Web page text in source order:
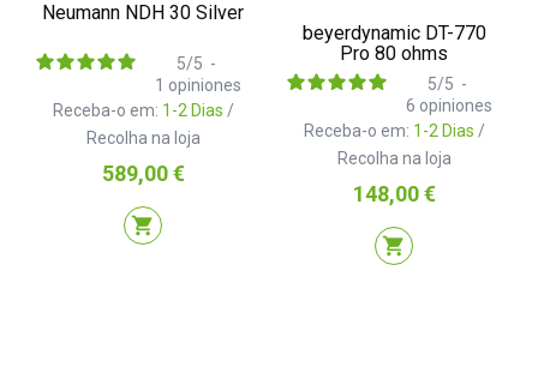
Neumann NDH 30 Silver
Receba-o em: 1-2 Dias /
Recolha na loja
5/5 -
1 opiniones
Preço
589,00 €
shopping_cart
beyerdynamic DT-770
Pro 80 ohms
Receba-o em: 1-2 Dias /
Recolha na loja
5/5 -
6 opiniones
Preço
148,00 €
shopping_cart